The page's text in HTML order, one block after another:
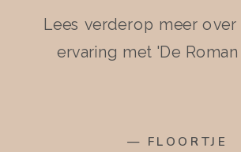
Lees verderop meer over
ervaring met 'De Roman
— FLOORTJE